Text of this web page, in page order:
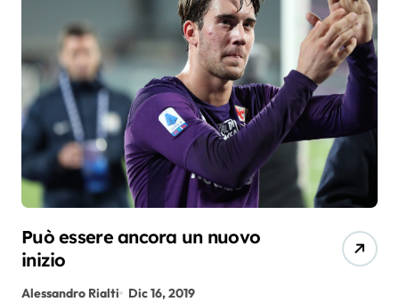
Può essere ancora un nuovo
inizio
Alessandro Rialti Dic 16, 2019